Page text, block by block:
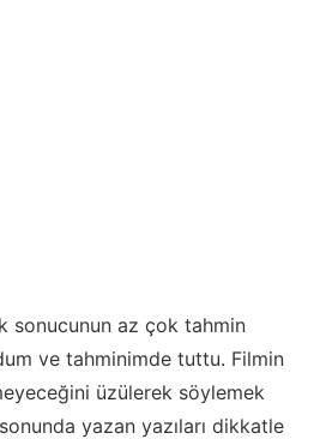
sonucunun az çok tahmin
ve tahminimde tuttu. Filmin
üzülerek söylemek
yazan yazıları dikkatle